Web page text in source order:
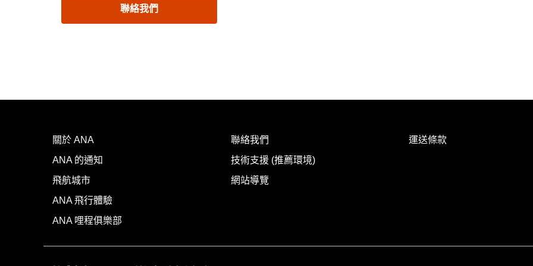
聯絡我們
關於 ANA
ANA 的通知
飛航城市
ANA 飛行體驗
ANA 哩程俱樂部
聯絡我們
技術支援 (推薦環境)
網站導覽
運送條款